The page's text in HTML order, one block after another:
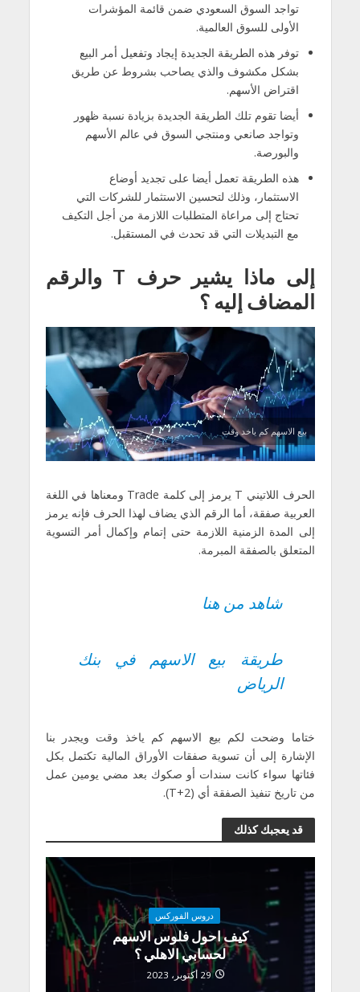
تواجد السوق السعودي ضمن قائمة المؤشرات
الأولى للسوق العالمية.
توفر هذه الطريقة الجديدة إيجاد وتفعيل أمر البيع
بشكل مكشوف والذي يصاحب بشروط عن طريق
اقتراض الأسهم.
أيضا تقوم تلك الطريقة الجديدة بزيادة نسبة ظهور
وتواجد صانعي ومنتجي السوق في عالم الأسهم
والبورصة.
هذه الطريقة تعمل أيضا على تجديد أوضاع
الاستثمار، وذلك لتحسين الاستثمار للشركات التي
تحتاج إلى مراعاة المتطلبات اللازمة من أجل التكيف
مع التبديلات التي قد تحدث في المستقبل.
إلى ماذا يشير حرف T والرقم
المضاف إليه ؟
بيع الاسهم كم ياخد وقت
الحرف اللاتيني T يرمز إلى كلمة Trade ومعناها في اللغة
العربية صفقة، أما الرقم الذي يضاف لهذا الحرف فإنه يرمز
إلى المدة الزمنية اللازمة حتى إتمام وإكمال أمر التسوية
المتعلق بالصفقة المبرمة.
شاهد من هنا
طريقة بيع الاسهم في بنك
الرياض
ختاما وضحت لكم بيع الاسهم كم ياخذ وقت ويجدر بنا
الإشارة إلى أن تسوية صفقات الأوراق المالية تكتمل بكل
فئاتها سواء كانت سندات أو صكوك بعد مضي يومين عمل
من تاريخ تنفيذ الصفقة أي (T+2).
قد يعجبك كذلك
دروس الفوركس
كيف احول فلوس الاسهم
لحسابي الاهلي ؟
29 أكتوبر، 2023